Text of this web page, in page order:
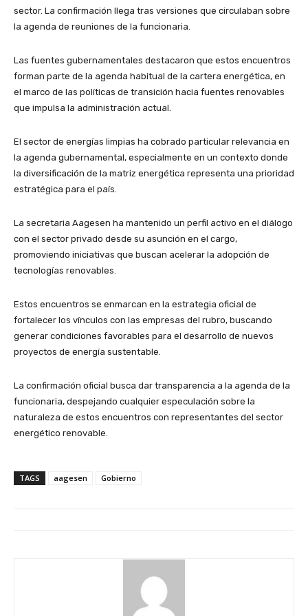
sector. La confirmación llega tras versiones que circulaban sobre
la agenda de reuniones de la funcionaria.
Las fuentes gubernamentales destacaron que estos encuentros
forman parte de la agenda habitual de la cartera energética, en
el marco de las políticas de transición hacia fuentes renovables
que impulsa la administración actual.
El sector de energías limpias ha cobrado particular relevancia en
la agenda gubernamental, especialmente en un contexto donde
la diversificación de la matriz energética representa una prioridad
estratégica para el país.
La secretaria Aagesen ha mantenido un perfil activo en el diálogo
con el sector privado desde su asunción en el cargo,
promoviendo iniciativas que buscan acelerar la adopción de
tecnologías renovables.
Estos encuentros se enmarcan en la estrategia oficial de
fortalecer los vínculos con las empresas del rubro, buscando
generar condiciones favorables para el desarrollo de nuevos
proyectos de energía sustentable.
La confirmación oficial busca dar transparencia a la agenda de la
funcionaria, despejando cualquier especulación sobre la
naturaleza de estos encuentros con representantes del sector
energético renovable.
TAGS aagesen Gobierno